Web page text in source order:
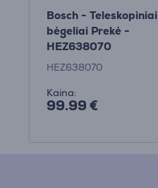
Bosch - Teleskopiniai
bėgeliai Prekė -
HEZ638070
HEZ638070
Kaina:
99.99 €